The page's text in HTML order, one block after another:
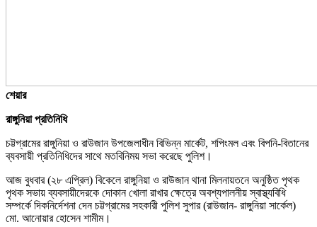
শেয়ার
রাঙ্গুনিয়া প্রতিনিধি
চট্টগ্রামের রাঙ্গুনিয়া ও রাউজান উপজেলাধীন বিভিন্ন মার্কেট, শপিংমল এবং বিপনি-বিতানের
ব্যবসায়ী প্রতিনিধিদের সাথে মতবিনিময় সভা করেছে পুলিশ।
আজ বুধবার (২৮ এপ্রিল) বিকেলে রাঙ্গুনিয়া ও রাউজান থানা মিলনায়তনে অনুষ্ঠিত পৃথক
পৃথক সভায় ব্যবসায়ীদেরকে দোকান খোলা রাখার ক্ষেত্রে অবশ্যপালনীয় স্বাস্থ্যবিধি
সম্পর্কে দিকনির্দেশনা দেন চট্টগ্রামের সহকারী পুলিশ সুপার (রাউজান- রাঙ্গুনিয়া সার্কেল)
মো. আনোয়ার হোসেন শামীম।